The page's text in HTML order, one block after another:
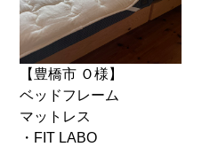
【豊橋市 Ｏ様】
ベッドフレーム
マットレス
・FIT LABO